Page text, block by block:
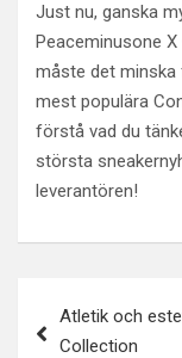
Just nu, ganska
Peaceminusone
måste det minska
mest populära
förstå vad du
största
leverantören!
navigation
Atletik och
Collection